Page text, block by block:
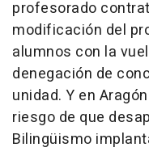
profesorado
modificación del
alumnos con la
denegación de
unidad. Y en
riesgo de que
Bilingüismo